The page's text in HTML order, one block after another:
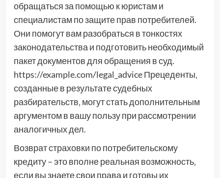
обращаться за помощью к юристам и
специалистам по защите прав потребителей.
Они помогут вам разобраться в тонкостях
законодательства и подготовить необходимый
пакет документов для обращения в суд.
https://example.com/legal_advice Прецеденты‚
созданные в результате судебных
разбирательств‚ могут стать дополнительным
аргументом в вашу пользу при рассмотрении
аналогичных дел.
Возврат страховки по потребительскому
кредиту – это вполне реальная возможность‚
если вы знаете свои права и готовы их